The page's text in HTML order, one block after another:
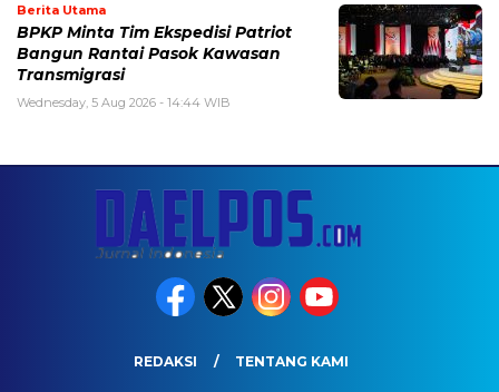
Berita Utama
BPKP Minta Tim Ekspedisi Patriot
Bangun Rantai Pasok Kawasan
Transmigrasi
Wednesday, 5 Aug 2026 - 14:44 WIB
REDAKSI TENTANG KAMI